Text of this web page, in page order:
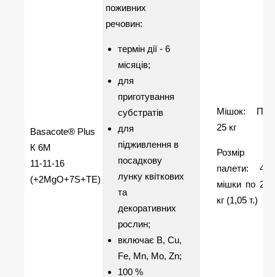
Basacote® Plus
К 6M
11-11-16
(+2MgO+7S+TE)
поживних
речовин:
термін дії - 6
місяців;
для
приготування
субстратів
для
підживлення в
посадкову
лунку квіткових
та
декоративних
рослин;
включає В, Сu,
Fe, Mn, Mo, Zn;
100 %
Мішок: ПЕ
25 кг
Розмір
палети: 42
мішки по 25
кг (1,05 т.)